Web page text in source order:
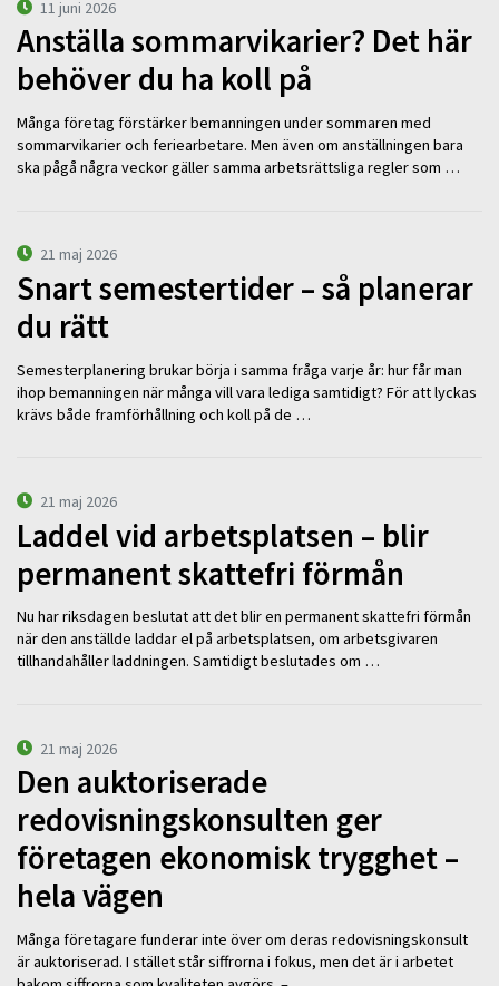
11 juni 2026
Anställa sommarvikarier? Det här
behöver du ha koll på
Många företag förstärker bemanningen under sommaren med
sommarvikarier och feriearbetare. Men även om anställningen bara
ska pågå några veckor gäller samma arbetsrättsliga regler som …
21 maj 2026
Snart semestertider – så planerar
du rätt
Semesterplanering brukar börja i samma fråga varje år: hur får man
ihop bemanningen när många vill vara lediga samtidigt? För att lyckas
krävs både framförhållning och koll på de …
21 maj 2026
Laddel vid arbetsplatsen – blir
permanent skattefri förmån
Nu har riksdagen beslutat att det blir en permanent skattefri förmån
när den anställde laddar el på arbetsplatsen, om arbetsgivaren
tillhandahåller laddningen. Samtidigt beslutades om …
21 maj 2026
Den auktoriserade
redovisningskonsulten ger
företagen ekonomisk trygghet –
hela vägen
Många företagare funderar inte över om deras redovisningskonsult
är auktoriserad. I stället står siffrorna i fokus, men det är i arbetet